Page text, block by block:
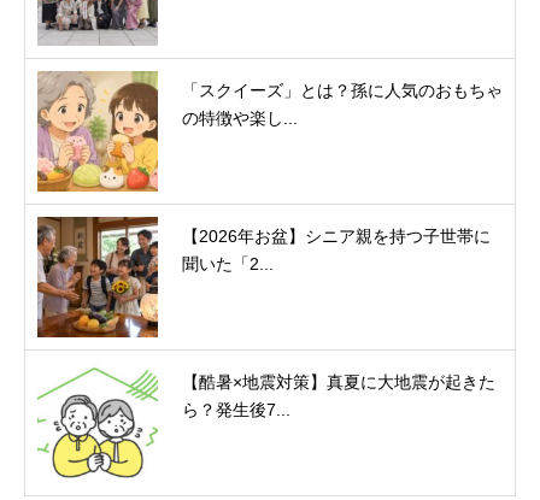
「スクイーズ」とは？孫に人気のおもちゃ
の特徴や楽し...
【2026年お盆】シニア親を持つ子世帯に
聞いた「2...
【酷暑×地震対策】真夏に大地震が起きた
ら？発生後7...